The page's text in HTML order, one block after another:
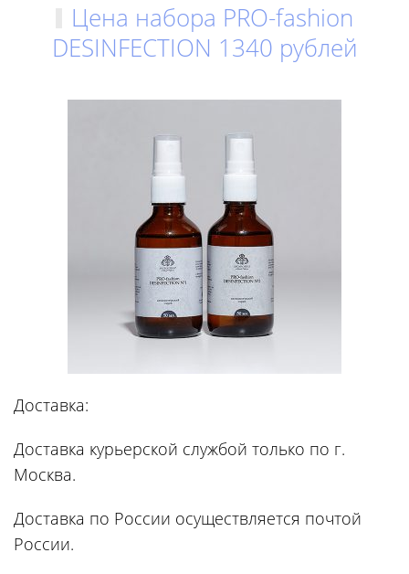
Цена набора PRO-fashion
DESINFECTION 1340 рублей
Доставка:
Доставка курьерской службой только по г.
Москва.
Доставка по России осуществляется почтой
России.